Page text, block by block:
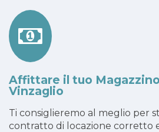
Affittare il tuo
Vinzaglio
Ti consiglieremo al meglio per
contratto di locazione corretto